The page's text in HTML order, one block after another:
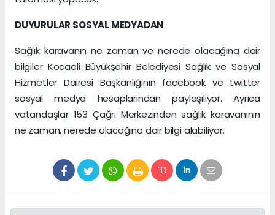
DUYURULAR SOSYAL MEDYADAN
Sağlık karavanın ne zaman ve nerede olacağına dair
bilgiler Kocaeli Büyükşehir Belediyesi Sağlık ve Sosyal
Hizmetler Dairesi Başkanlığının facebook ve twitter
sosyal medya hesaplarından paylaşılıyor. Ayrıca
vatandaşlar 153 Çağrı Merkezinden sağlık karavanının
ne zaman, nerede olacağına dair bilgi alabiliyor.​